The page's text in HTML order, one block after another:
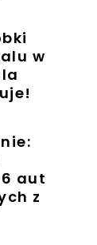
w
aut
z